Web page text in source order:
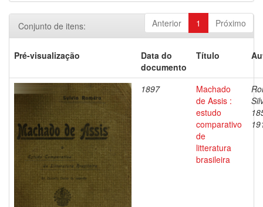
Anterior 1 Próximo
Conjunto de itens:
Pré-visualização
Data do
documento
Título
1897
Machado
de Assis :
estudo
comparativo
de
litteratura
brasileira